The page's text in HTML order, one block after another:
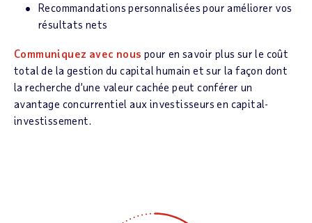
Recommandations personnalisées pour améliorer vos
résultats nets
Communiquez avec nous pour en savoir plus sur le coût
total de la gestion du capital humain et sur la façon dont
la recherche d’une valeur cachée peut conférer un
avantage concurrentiel aux investisseurs en capital-
investissement.